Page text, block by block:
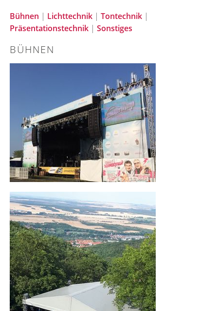
Bühnen | Lichttechnik | Tontechnik |
Präsentationstechnik | Sonstiges
BÜHNEN